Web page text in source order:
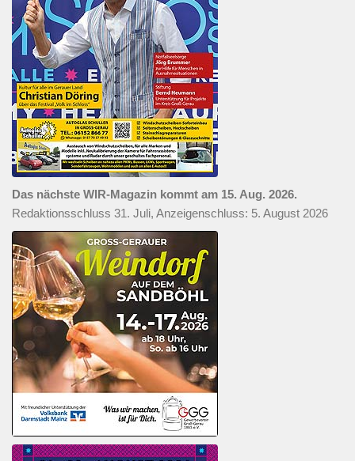
Das nächste WIR-Magazin kommt am 15. Aug. 2026.
Redaktionsschluss 31. Juli, Anzeigenschluss: 5. August 2026